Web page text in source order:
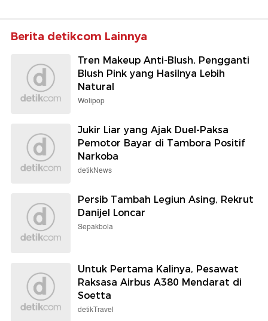
Berita detikcom Lainnya
Tren Makeup Anti-Blush, Pengganti
Blush Pink yang Hasilnya Lebih
Natural
Wolipop
Jukir Liar yang Ajak Duel-Paksa
Pemotor Bayar di Tambora Positif
Narkoba
detikNews
Persib Tambah Legiun Asing, Rekrut
Danijel Loncar
Sepakbola
Untuk Pertama Kalinya, Pesawat
Raksasa Airbus A380 Mendarat di
Soetta
detikTravel